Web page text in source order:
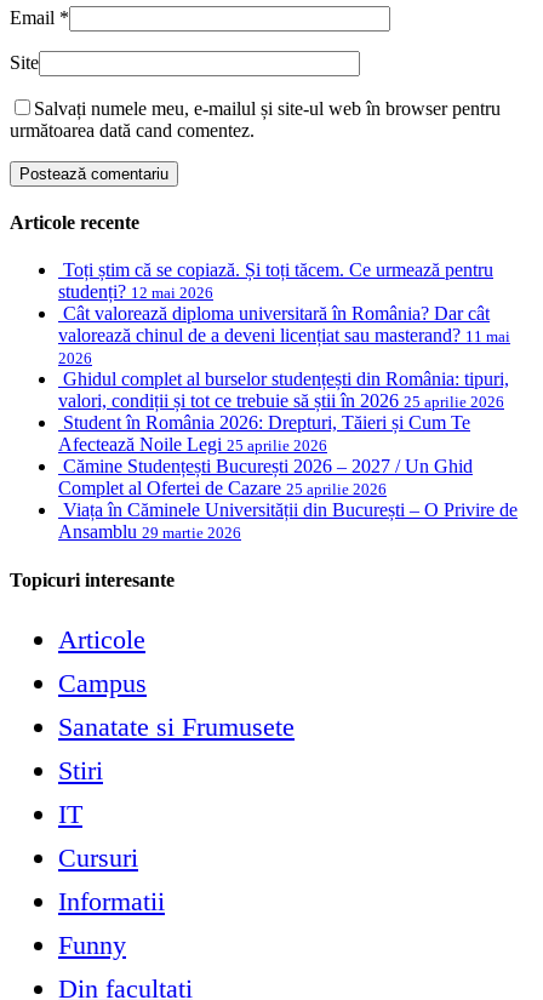
Email *
Site
Salvați numele meu, e-mailul și site-ul web în browser pentru
următoarea dată cand comentez.
Articole recente
Toți știm că se copiază. Și toți tăcem. Ce urmează pentru
studenți? 12 mai 2026
Cât valorează diploma universitară în România? Dar cât
valorează chinul de a deveni licențiat sau masterand? 11 mai
2026
Ghidul complet al burselor studențești din România: tipuri,
valori, condiții și tot ce trebuie să știi în 2026 25 aprilie 2026
Student în România 2026: Drepturi, Tăieri și Cum Te
Afectează Noile Legi 25 aprilie 2026
Cămine Studențești București 2026 – 2027 / Un Ghid
Complet al Ofertei de Cazare 25 aprilie 2026
Viața în Căminele Universității din București – O Privire de
Ansamblu 29 martie 2026
Topicuri interesante
Articole
Campus
Sanatate si Frumusete
Stiri
IT
Cursuri
Informatii
Funny
Din facultati